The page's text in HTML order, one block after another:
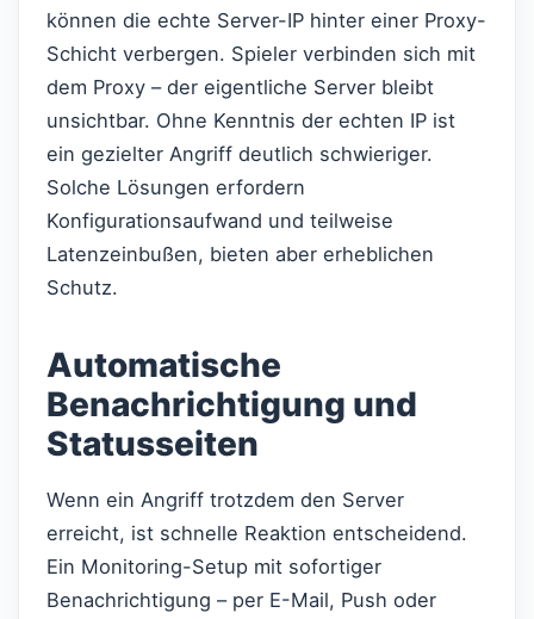
können die echte Server-IP hinter einer Proxy-
Schicht verbergen. Spieler verbinden sich mit
dem Proxy – der eigentliche Server bleibt
unsichtbar. Ohne Kenntnis der echten IP ist
ein gezielter Angriff deutlich schwieriger.
Solche Lösungen erfordern
Konfigurationsaufwand und teilweise
Latenzeinbußen, bieten aber erheblichen
Schutz.
Automatische
Benachrichtigung und
Statusseiten
Wenn ein Angriff trotzdem den Server
erreicht, ist schnelle Reaktion entscheidend.
Ein Monitoring-Setup mit sofortiger
Benachrichtigung – per E-Mail, Push oder